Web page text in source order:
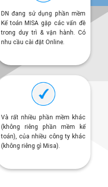
DN đang sử dụng phần mềm
Kế toán MISA gặp các vấn đề
trong duy trì & vận hành. Có
nhu cầu cài đặt Online.
Và rất nhiều phần mềm khác
(không riêng phần mềm kế
toán), của nhiều công ty khác
(không riêng gì Misa).